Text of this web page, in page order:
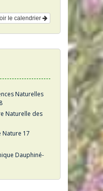
le calendrier
Naturelles
Naturelle des
Nature 17
Dauphiné-